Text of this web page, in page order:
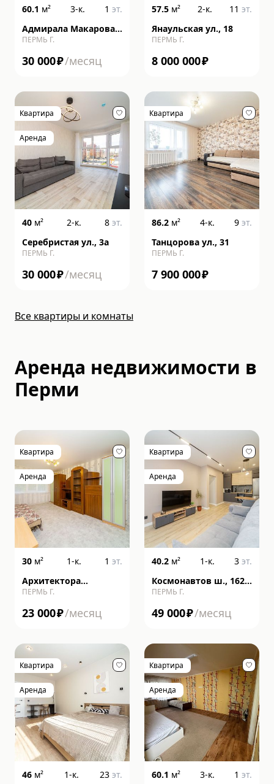
60.1 м² 3-к. 1 эт.
Адмирала Макарова
ул., 20, к 2
ПЕРМЬ Г.
30 000₽/месяц
57.5 м² 2-к. 11 эт.
Янаульская ул., 18
ПЕРМЬ Г.
8 000 000₽
Квартира
Аренда
40 м² 2-к. 8 эт.
Серебристая ул., 3а
ПЕРМЬ Г.
30 000₽/месяц
Квартира
86.2 м² 4-к. 9 эт.
Танцорова ул., 31
ПЕРМЬ Г.
7 900 000₽
Все квартиры и комнаты
Аренда недвижимости в
Перми
Квартира
Аренда
30 м² 1-к. 1 эт.
Архитектора
Свиязева ул., 46/2
ПЕРМЬ Г.
23 000₽/месяц
Квартира
Аренда
40.2 м² 1-к. 3 эт.
Космонавтов ш., 162,
строение к
ПЕРМЬ Г.
49 000₽/месяц
Квартира
Аренда
46 м² 1-к. 23 эт.
Квартира
Аренда
60.1 м² 3-к. 1 эт.